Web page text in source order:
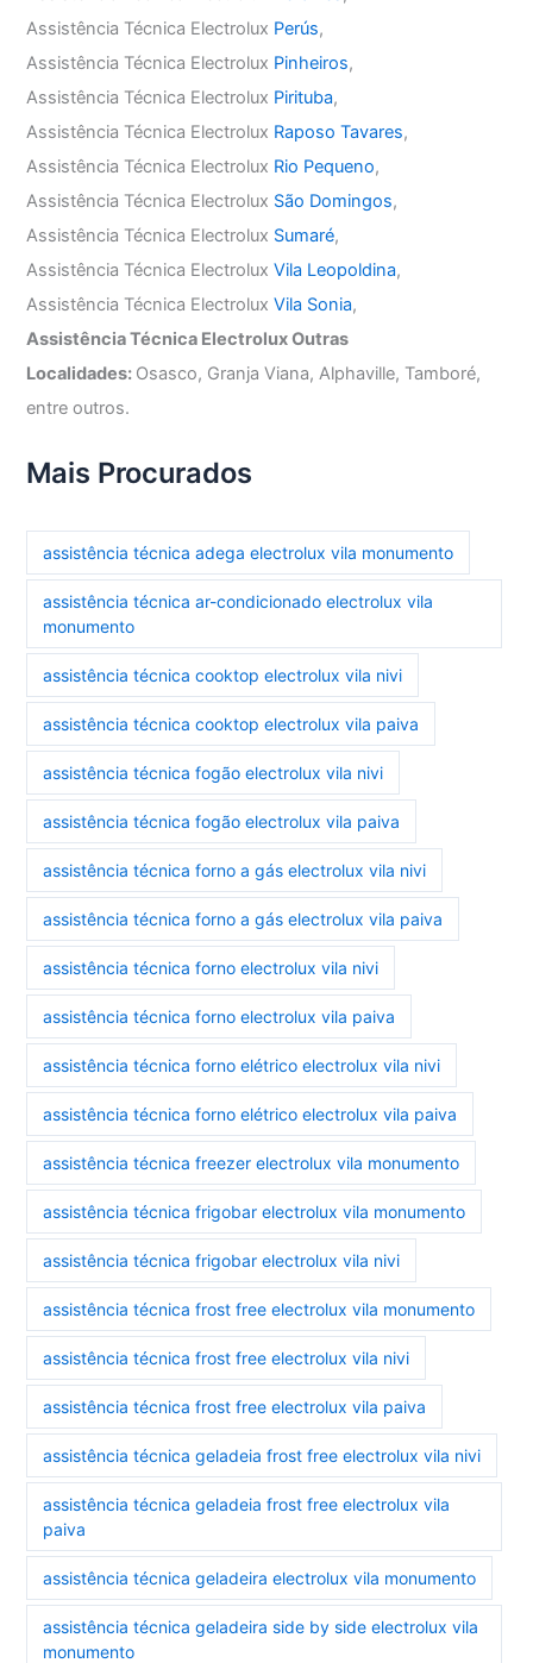
Assistência Técnica Electrolux Perús,
Assistência Técnica Electrolux Pinheiros,
Assistência Técnica Electrolux Pirituba,
Assistência Técnica Electrolux Raposo Tavares,
Assistência Técnica Electrolux Rio Pequeno,
Assistência Técnica Electrolux São Domingos,
Assistência Técnica Electrolux Sumaré,
Assistência Técnica ElectroluxVila Leopoldina,
Assistência Técnica ElectroluxVila Sonia,
Assistência Técnica Electrolux Outras
Localidades: Osasco, Granja Viana, Alphaville, Tamboré,
entre outros.
Mais Procurados
assistência técnica adega electrolux vila monumento
assistência técnica ar-condicionado electrolux vila
monumento
assistência técnica cooktop electrolux vila nivi
assistência técnica cooktop electrolux vila paiva
assistência técnica fogão electrolux vila nivi
assistência técnica fogão electrolux vila paiva
assistência técnica forno a gás electrolux vila nivi
assistência técnica forno a gás electrolux vila paiva
assistência técnica forno electrolux vila nivi
assistência técnica forno electrolux vila paiva
assistência técnica forno elétrico electrolux vila nivi
assistência técnica forno elétrico electrolux vila paiva
assistência técnica freezer electrolux vila monumento
assistência técnica frigobar electrolux vila monumento
assistência técnica frigobar electrolux vila nivi
assistência técnica frost free electrolux vila monumento
assistência técnica frost free electrolux vila nivi
assistência técnica frost free electrolux vila paiva
assistência técnica geladeia frost free electrolux vila nivi
assistência técnica geladeia frost free electrolux vila
paiva
assistência técnica geladeira electrolux vila monumento
assistência técnica geladeira side by side electrolux vila
monumento